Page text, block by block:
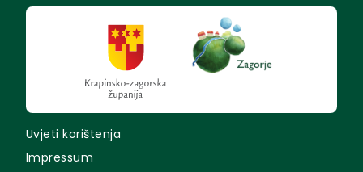
Uvjeti korištenja
Impressum